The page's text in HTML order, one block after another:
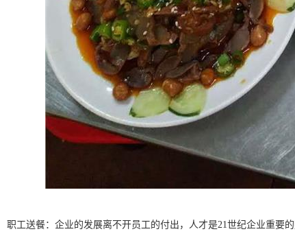
职工送餐：企业的发展离不开员工的付出，人才是21世纪企业重要